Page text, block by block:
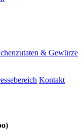
& Gewürze
Kontakt